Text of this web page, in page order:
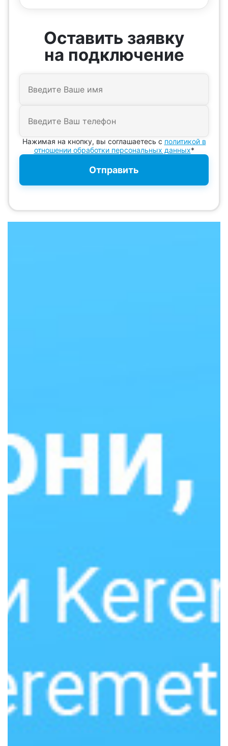
Оставить заявку
на подключение
Нажимая на кнопку, вы соглашаетесь с политикой в
отношении обработки персональных данных*